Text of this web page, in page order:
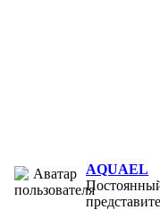
AQUAEL